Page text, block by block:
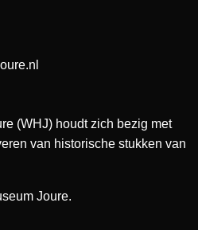
(WHJ) houdt zich bezig met
van historische stukken van
Joure.